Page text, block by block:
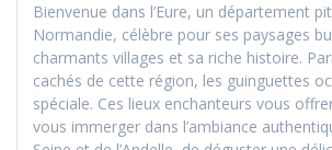
Bienvenue dans l’Eure, un département
Normandie, célèbre pour ses paysages
charmants villages et sa riche histoire.
cachés de cette région, les guinguettes
spéciale. Ces lieux enchanteurs vous
vous immerger dans l’ambiance